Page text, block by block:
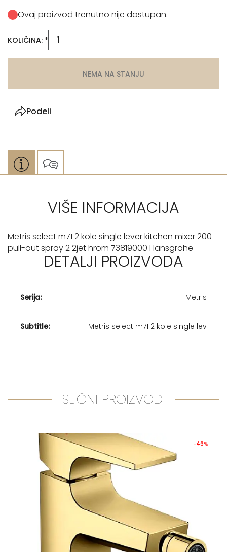
Ovaj proizvod trenutno nije dostupan.
KOLIČINA: *
NEMA NA STANJU
Podeli
VIŠE INFORMACIJA
Metris select m71 2 kole single lever kitchen mixer 200
pull-out spray 2 2jet hrom 73819000 Hansgrohe
DETALJI PROIZVODA
Serija: Metris
Subtitle: Metris select m71 2 kole single lev
SLIČNI PROIZVODI
-46%